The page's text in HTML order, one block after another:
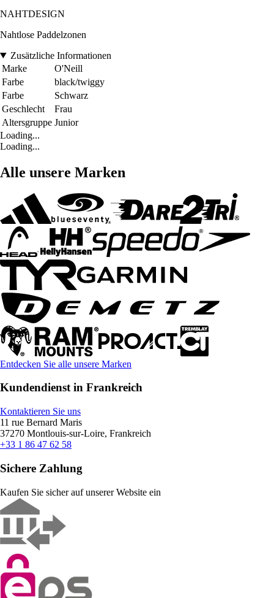
NAHTDESIGN
Nahtlose Paddelzonen
Zusätzliche Informationen
Marke
O'Neill
Farbe
black/twiggy
Farbe
Schwarz
Geschlecht
Frau
Altersgruppe Junior
Loading...
Loading...
Alle unsere Marken
Entdecken Sie alle unsere Marken
Kundendienst in Frankreich
Kontaktieren Sie uns
11 rue Bernard Maris
37270 Montlouis-sur-Loire, Frankreich
+33 1 86 47 62 58
Sichere Zahlung
Kaufen Sie sicher auf unserer Website ein